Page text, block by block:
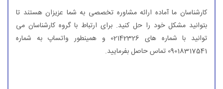
کارشناسان ما آماده ارائه مشاوره تخصصی به شما عزیزان هستند تا
بتوانید مشکل خود را حل کنید. برای ارتباط با گروه کارشناسان می
توانید با شماره های 02142326 و همینطور واتساپ به شماره
09018317541 تماس حاصل بفرمایید.